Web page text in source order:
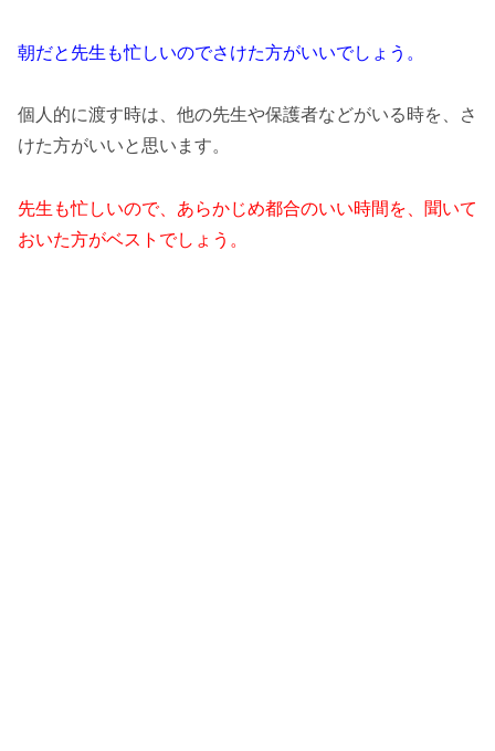
朝だと先生も忙しいのでさけた方がいいでしょう。
個人的に渡す時は、他の先生や保護者などがいる時を、さ
けた方がいいと思います。
先生も忙しいので、あらかじめ都合のいい時間を、聞いて
おいた方がベストでしょう。